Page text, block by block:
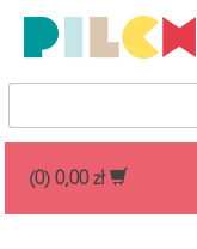
(0) 0,00 zł